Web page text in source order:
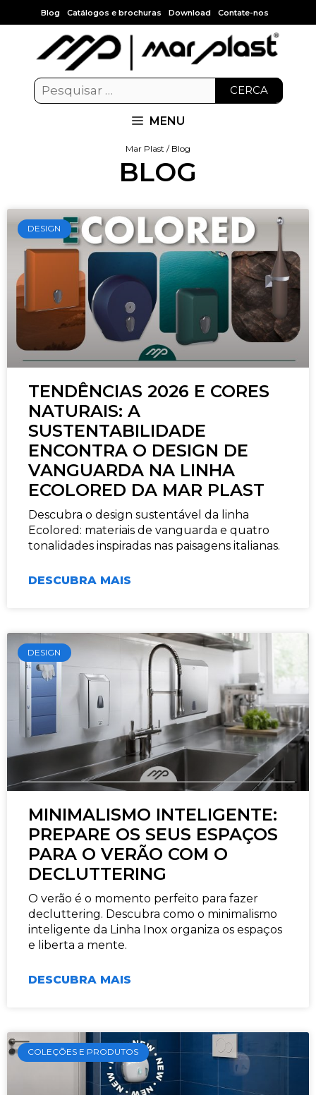
Blog Catálogos e brochuras Download Contate-nos
CERCA
MENU
Mar Plast / Blog
BLOG
DESIGN
TENDÊNCIAS 2026 E CORES
NATURAIS: A
SUSTENTABILIDADE
ENCONTRA O DESIGN DE
VANGUARDA NA LINHA
ECOLORED DA MAR PLAST
Descubra o design sustentável da linha
Ecolored: materiais de vanguarda e quatro
tonalidades inspiradas nas paisagens italianas.
DESCUBRA MAIS
DESIGN
MINIMALISMO INTELIGENTE:
PREPARE OS SEUS ESPAÇOS
PARA O VERÃO COM O
DECLUTTERING
O verão é o momento perfeito para fazer
decluttering. Descubra como o minimalismo
inteligente da Linha Inox organiza os espaços
e liberta a mente.
DESCUBRA MAIS
COLEÇÕES E PRODUTOS